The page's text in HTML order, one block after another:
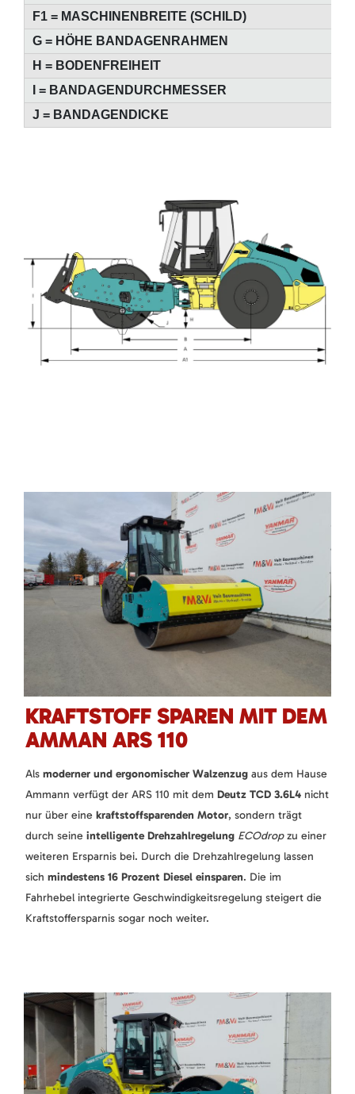
F1 = MASCHINENBREITE (SCHILD)
G = HÖHE BANDAGENRAHMEN
H = BODENFREIHEIT
I = BANDAGENDURCHMESSER
J = BANDAGENDICKE
KRAFTSTOFF SPAREN MIT DEM
AMMAN ARS 110
Als moderner und ergonomischer Walzenzug aus dem Hause
Ammann verfügt der ARS 110 mit dem Deutz TCD 3.6L4 nicht
nur über eine kraftstoffsparenden Motor, sondern trägt
durch seine intelligente Drehzahlregelung ECOdropzu einer
weiteren Ersparnis bei. Durch die Drehzahlregelung lassen
sich mindestens 16 Prozent Diesel einsparen. Die im
Fahrhebel integrierte Geschwindigkeitsregelung steigert die
Kraftstoffersparnis sogar noch weiter.